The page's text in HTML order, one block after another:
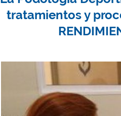
tratamientos y